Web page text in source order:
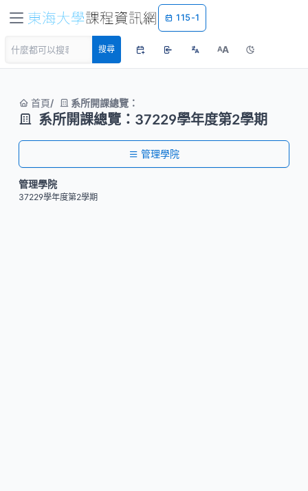
115-1
搜尋 AA
首頁 系所開課總覽：
系所開課總覽：37229學年度第2學期
管理學院
管理學院
37229學年度第2學期